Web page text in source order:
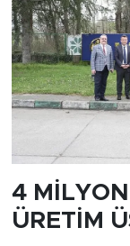
4
ÜRETİM